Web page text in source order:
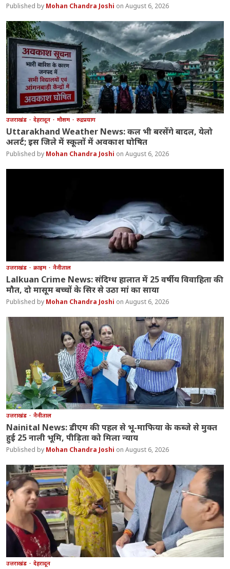
Mohan Chandra Joshi August 6, 2026
उत्तराखंड देहरादून मौसम रुद्रप्रयाग
Uttarakhand Weather News: कल भी बरसेंगे बादल, येलो
अलर्ट; इस जिले में स्कूलों में अवकाश घोषित
Mohan Chandra Joshi August 6, 2026
उत्तराखंड क्राइम नैनीताल
Lalkuan Crime News: संदिग्ध हालात में 25 वर्षीय विवाहिता की
मौत, दो मासूम बच्चों के सिर से उठा मां का साया
Mohan Chandra Joshi August 6, 2026
उत्तराखंड नैनीताल
Nainital News: डीएम की पहल से भू-माफिया के कब्जे से मुक्त
हुई 25 नाली भूमि, पीड़िता को मिला न्याय
Mohan Chandra Joshi August 6, 2026
उत्तराखंड देहरादून